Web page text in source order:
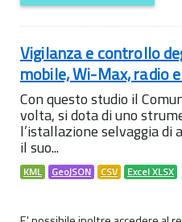
Vigilanza e controllo
mobile, Wi-Max, radio
Con questo studio il
volta, si dota di uno
l’istallazione selvaggia
il suo...
KML GeoJSON CSV Excel XLSX